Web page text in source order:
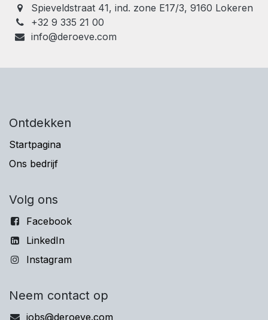
Spieveldstraat 41, ind. zone E17/3, 9160 Lokeren
+32 9 335 21 00
info@deroeve.com
Ontdekken
Startpagina
Ons bedrijf
Volg ons
Facebook
LinkedIn
Instagram
Neem contact op
jobs@deroeve.com